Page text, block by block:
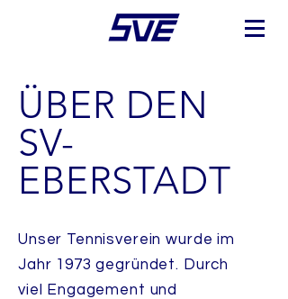
ÜBER DEN
SV-
EBERSTADT
Unser Tennisverein wurde im
Jahr 1973 gegründet. Durch
viel Engagement und